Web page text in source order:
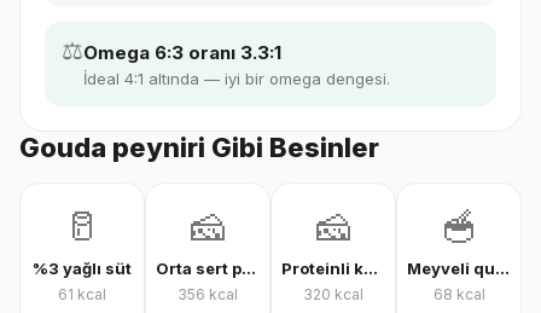
⚖️Omega 6:3 oranı 3.3:1
İdeal 4:1 altında — iyi bir omega dengesi.
Gouda peyniri Gibi Besinler
🥛
%3 yağlı süt
61 kcal
🧀
Orta sert peynir
356 kcal
🧀
Proteinli kaşar peyniri
320 kcal
🥣
Meyveli quark yoğurt
68 kcal